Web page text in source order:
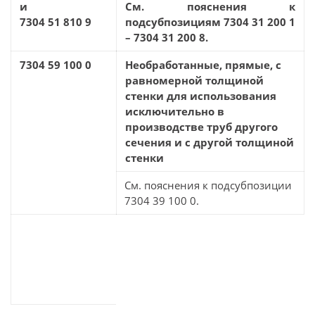
и
7304 51 810 9
См. пояснения к
подсубпозициям 7304 31 200 1
– 7304 31 200 8.
7304 59 100 0
Необработанные, прямые, с
равномерной толщиной
стенки для использования
исключительно в
производстве труб другого
сечения и с другой толщиной
стенки
См. пояснения к подсубпозиции
7304 39 100 0.